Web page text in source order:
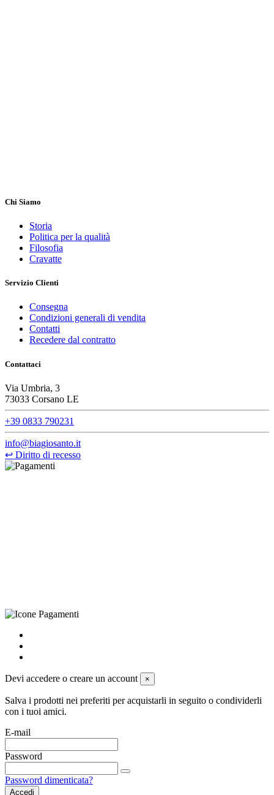
Chi Siamo
Storia
Politica per la qualità
Filosofia
Cravatte
Servizio Clienti
Consegna
Condizioni generali di vendita
Contatti
Recedere dal contratto
Contattaci
Via Umbria, 3
73033 Corsano LE
+39 0833 790231
info@biagiosanto.it
↩ Diritto di recesso
Devi accedere o creare un account ×
Salva i prodotti nei preferiti per acquistarli in seguito o condividerli
con i tuoi amici.
E-mail
Password
Password dimenticata?
Accedi